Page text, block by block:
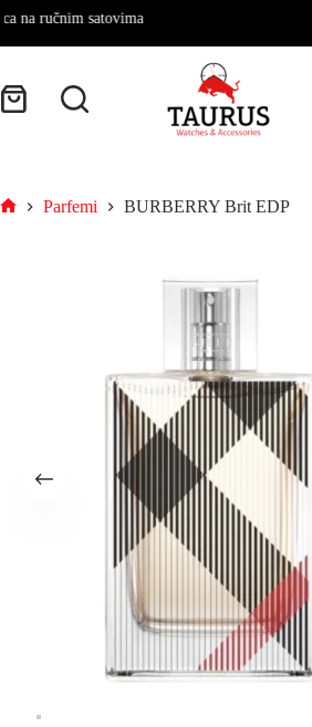
satovima
Parfemi BURBERRY Brit EDP